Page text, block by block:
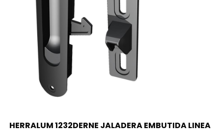
HERRALUM 1232DERNE JALADERA EMBUTIDA LINEA